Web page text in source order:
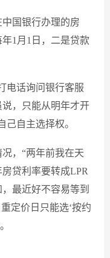
国银行办理的房
1月1日，二是贷款
电话询问银行客服
，只能从明年才开
己自主选择权。
，“两年前我在天
贷利率要转成LPR
最近好不容易等到
定价日只能选‘按约